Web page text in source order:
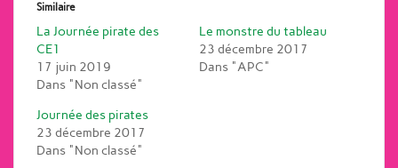
Similaire
La Journée pirate des
CE1
17 juin 2019
Dans "Non classé"
Le monstre du tableau
23 décembre 2017
Dans "APC"
Journée des pirates
23 décembre 2017
Dans "Non classé"